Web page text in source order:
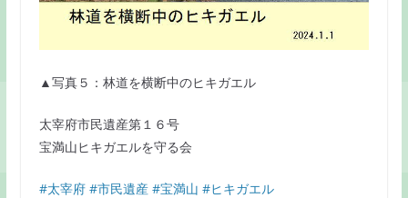
▲写真５：林道を横断中のヒキガエル
太宰府市民遺産第１６号
宝満山ヒキガエルを守る会
#太宰府 #市民遺産 #宝満山 #ヒキガエル